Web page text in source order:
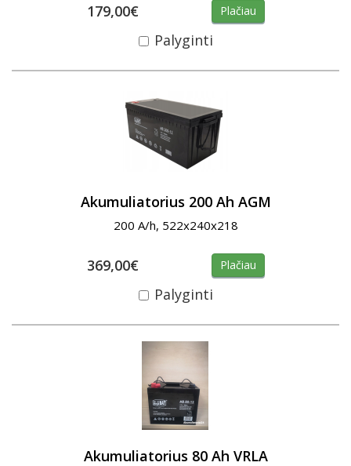
179,00€ Plačiau
Palyginti
Akumuliatorius 200 Ah AGM
200 A/h, 522x240x218
369,00€ Plačiau
Palyginti
Akumuliatorius 80 Ah VRLA